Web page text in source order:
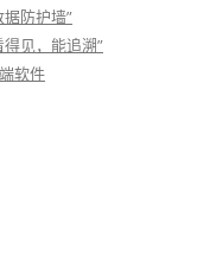
防护墙”
见，能追溯”
软件